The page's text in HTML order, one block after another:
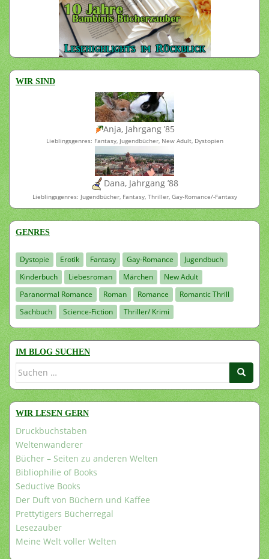
WIR SIND
Anja, Jahrgang ’85
Lieblingsgenres: Fantasy, Jugendbücher, New Adult, Dystopien
Dana, Jahrgang ’88
Lieblingsgenres: Jugendbücher, Fantasy, Thriller, Gay-Romance/-Fantasy
GENRES
Dystopie Erotik Fantasy Gay-Romance
Jugendbuch
Kinderbuch
Liebesroman Märchen
New Adult
Paranormal Romance
Roman Romance
Romantic Thrill
Sachbuch
Science-Fiction Thriller/ Krimi
IM BLOG SUCHEN
Suchen
WIR LESEN GERN
Druckbuchstaben
Weltenwanderer
Bücher – Seiten zu anderen Welten
Bibliophilie of Books
Seductive Books
Der Duft von Büchern und Kaffee
Prettytigers Bücherregal
Lesezauber
Meine Welt voller Welten